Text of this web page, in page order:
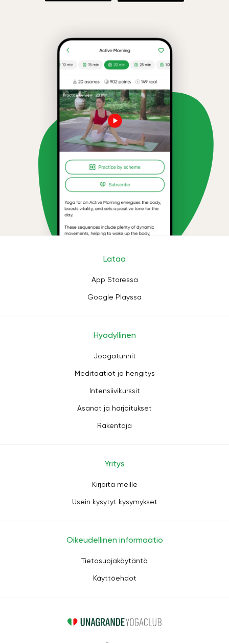
Lataa
App Storessa
Google Playssa
Hyödyllinen
Joogatunnit
Meditaatiot ja hengitys
Intensiivikurssit
Asanat ja harjoitukset
Rakentaja
Yritys
Kirjoita meille
Usein kysytyt kysymykset
Oikeudellinen informaatio
Tietosuojakäytäntö
Käyttöehdot